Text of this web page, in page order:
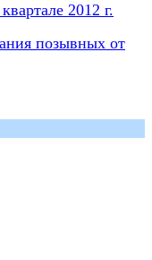
2012 г.
позывных от